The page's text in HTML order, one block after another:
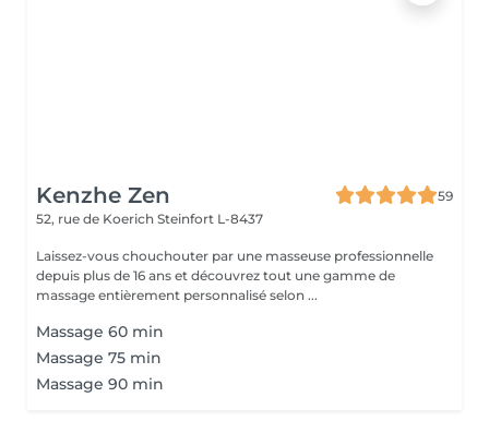
Kenzhe Zen
59
52, rue de Koerich Steinfort L-8437
Laissez-vous chouchouter par une masseuse professionnelle
depuis plus de 16 ans et découvrez tout une gamme de
massage entièrement personnalisé selon ...
Massage 60 min
Massage 75 min
Massage 90 min